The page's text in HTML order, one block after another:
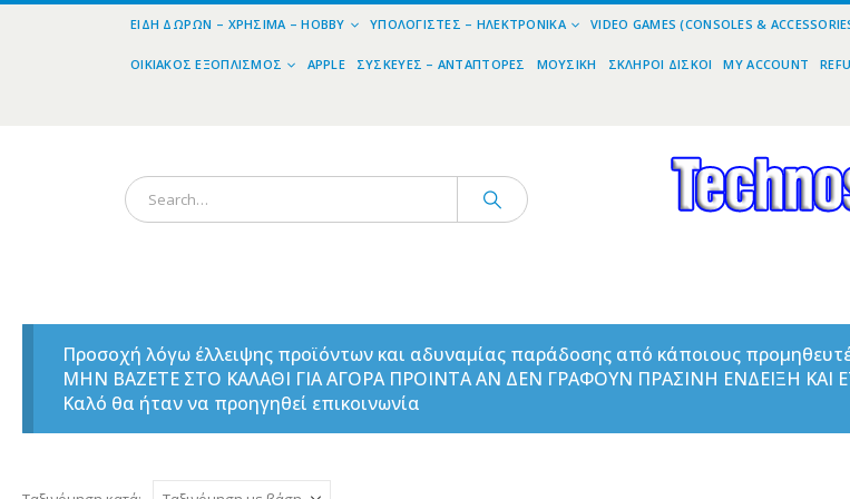
ΕΊΔΗ ΔΏΡΩΝ – ΧΡΉΣΙΜΑ – HOBBY ΥΠΟΛΟΓΙΣΤΈΣ – ΗΛΕΚΤΡΟΝΙΚΆ VIDEO GAMES (CONSOLES &
ΟΙΚΙΑΚΌΣ ΕΞΟΠΛΙΣΜΌΣ APPLE ΣΥΣΚΕΥΈΣ – ΑΝΤΆΠΤΟΡΕΣ ΜΟΥΣΙΚΉ ΣΚΛΗΡΟΊ ΔΊΣΚΟΙ MY ACCOUNT
Προσοχή λόγω έλλειψης προϊόντων και αδυναμίας παράδοσης από κάποιους
ΜΗΝ ΒΑΖΕΤΕ ΣΤΟ ΚΑΛΑΘΙ ΓΙΑ ΑΓΟΡΑ ΠΡΟΙΝΤΑ ΑΝ ΔΕΝ ΓΡΑΦΟΥΝ ΠΡΑΣΙΝΗ ΕΝΔΕΙΞΗ
Καλό θα ήταν να προηγηθεί επικοινωνία